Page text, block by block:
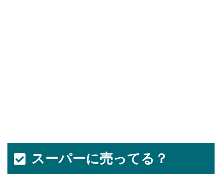
スーパーに売ってる？